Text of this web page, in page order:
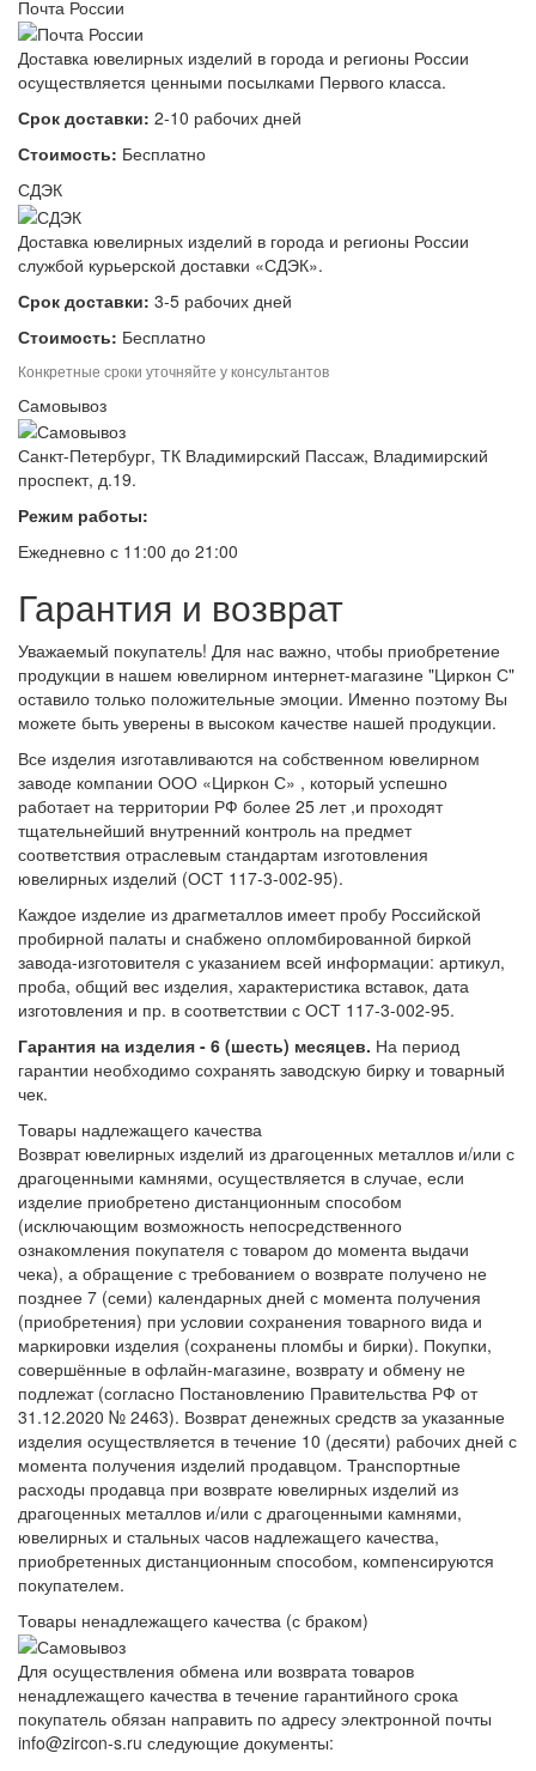
Почта России
Доставка ювелирных изделий в города и регионы России
осуществляется ценными посылками Первого класса.
Срок доставки: 2-10 рабочих дней
Стоимость: Бесплатно
СДЭК
Доставка ювелирных изделий в города и регионы России
службой курьерской доставки «СДЭК».
Срок доставки: 3-5 рабочих дней
Стоимость: Бесплатно
Конкретные сроки уточняйте у консультантов
Самовывоз
Санкт-Петербург, ТК Владимирский Пассаж, Владимирский
проспект, д.19.
Режим работы:
Ежедневно с 11:00 до 21:00
Гарантия и возврат
Уважаемый покупатель! Для нас важно, чтобы приобретение
продукции в нашем ювелирном интернет-магазине "Циркон С"
оставило только положительные эмоции. Именно поэтому Вы
можете быть уверены в высоком качестве нашей продукции.
Все изделия изготавливаются на собственном ювелирном
заводе компании ООО «Циркон С» , который успешно
работает на территории РФ более 25 лет ,и проходят
тщательнейший внутренний контроль на предмет
соответствия отраслевым стандартам изготовления
ювелирных изделий (ОСТ 117-3-002-95).
Каждое изделие из драгметаллов имеет пробу Российской
пробирной палаты и снабжено опломбированной биркой
завода-изготовителя с указанием всей информации: артикул,
проба, общий вес изделия, характеристика вставок, дата
изготовления и пр. в соответствии с ОСТ 117-3-002-95.
Гарантия на изделия - 6 (шесть) месяцев. На период
гарантии необходимо сохранять заводскую бирку и товарный
чек.
Товары надлежащего качества
Возврат ювелирных изделий из драгоценных металлов и/или с
драгоценными камнями, осуществляется в случае, если
изделие приобретено дистанционным способом
(исключающим возможность непосредственного
ознакомления покупателя с товаром до момента выдачи
чека), а обращение с требованием о возврате получено не
позднее 7 (семи) календарных дней с момента получения
(приобретения) при условии сохранения товарного вида и
маркировки изделия (сохранены пломбы и бирки). Покупки,
совершённые в офлайн-магазине, возврату и обмену не
подлежат (согласно Постановлению Правительства РФ от
31.12.2020 № 2463). Возврат денежных средств за указанные
изделия осуществляется в течение 10 (десяти) рабочих дней с
момента получения изделий продавцом. Транспортные
расходы продавца при возврате ювелирных изделий из
драгоценных металлов и/или с драгоценными камнями,
ювелирных и стальных часов надлежащего качества,
приобретенных дистанционным способом, компенсируются
покупателем.
Товары ненадлежащего качества (с браком)
Для осуществления обмена или возврата товаров
ненадлежащего качества в течение гарантийного срока
покупатель обязан направить по адресу электронной почты
info@zircon-s.ru следующие документы: